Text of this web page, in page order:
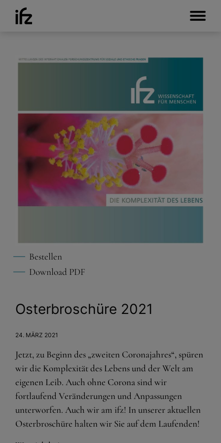
Osterbroschüre 2021
24. MÄRZ 2021
Jetzt, zu Beginn des „zweiten Coronajahres“, spüren
wir die Komplexität des Lebens und der Welt am
eigenen Leib. Auch ohne Corona sind wir
fortlaufend Veränderungen und Anpassungen
unterworfen. Auch wir am ifz! In unserer aktuellen
Osterbroschüre halten wir Sie auf dem Laufenden!
Bestellen
Download PDF